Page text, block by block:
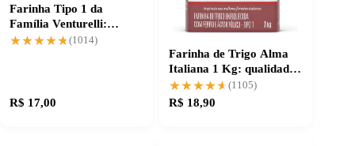
Farinha Tipo 1 da
Família Venturelli:
garantia de qualidade e
★★★★★
★★★★★ (1014)
R$ 17,00
Farinha de Trigo Alma
Italiana 1 Kg: qualidade
que faz a diferença
★★★★★
★★★★★(1105)
R$ 18,90